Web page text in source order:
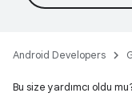
Android Developers
Bu size yardımcı oldu